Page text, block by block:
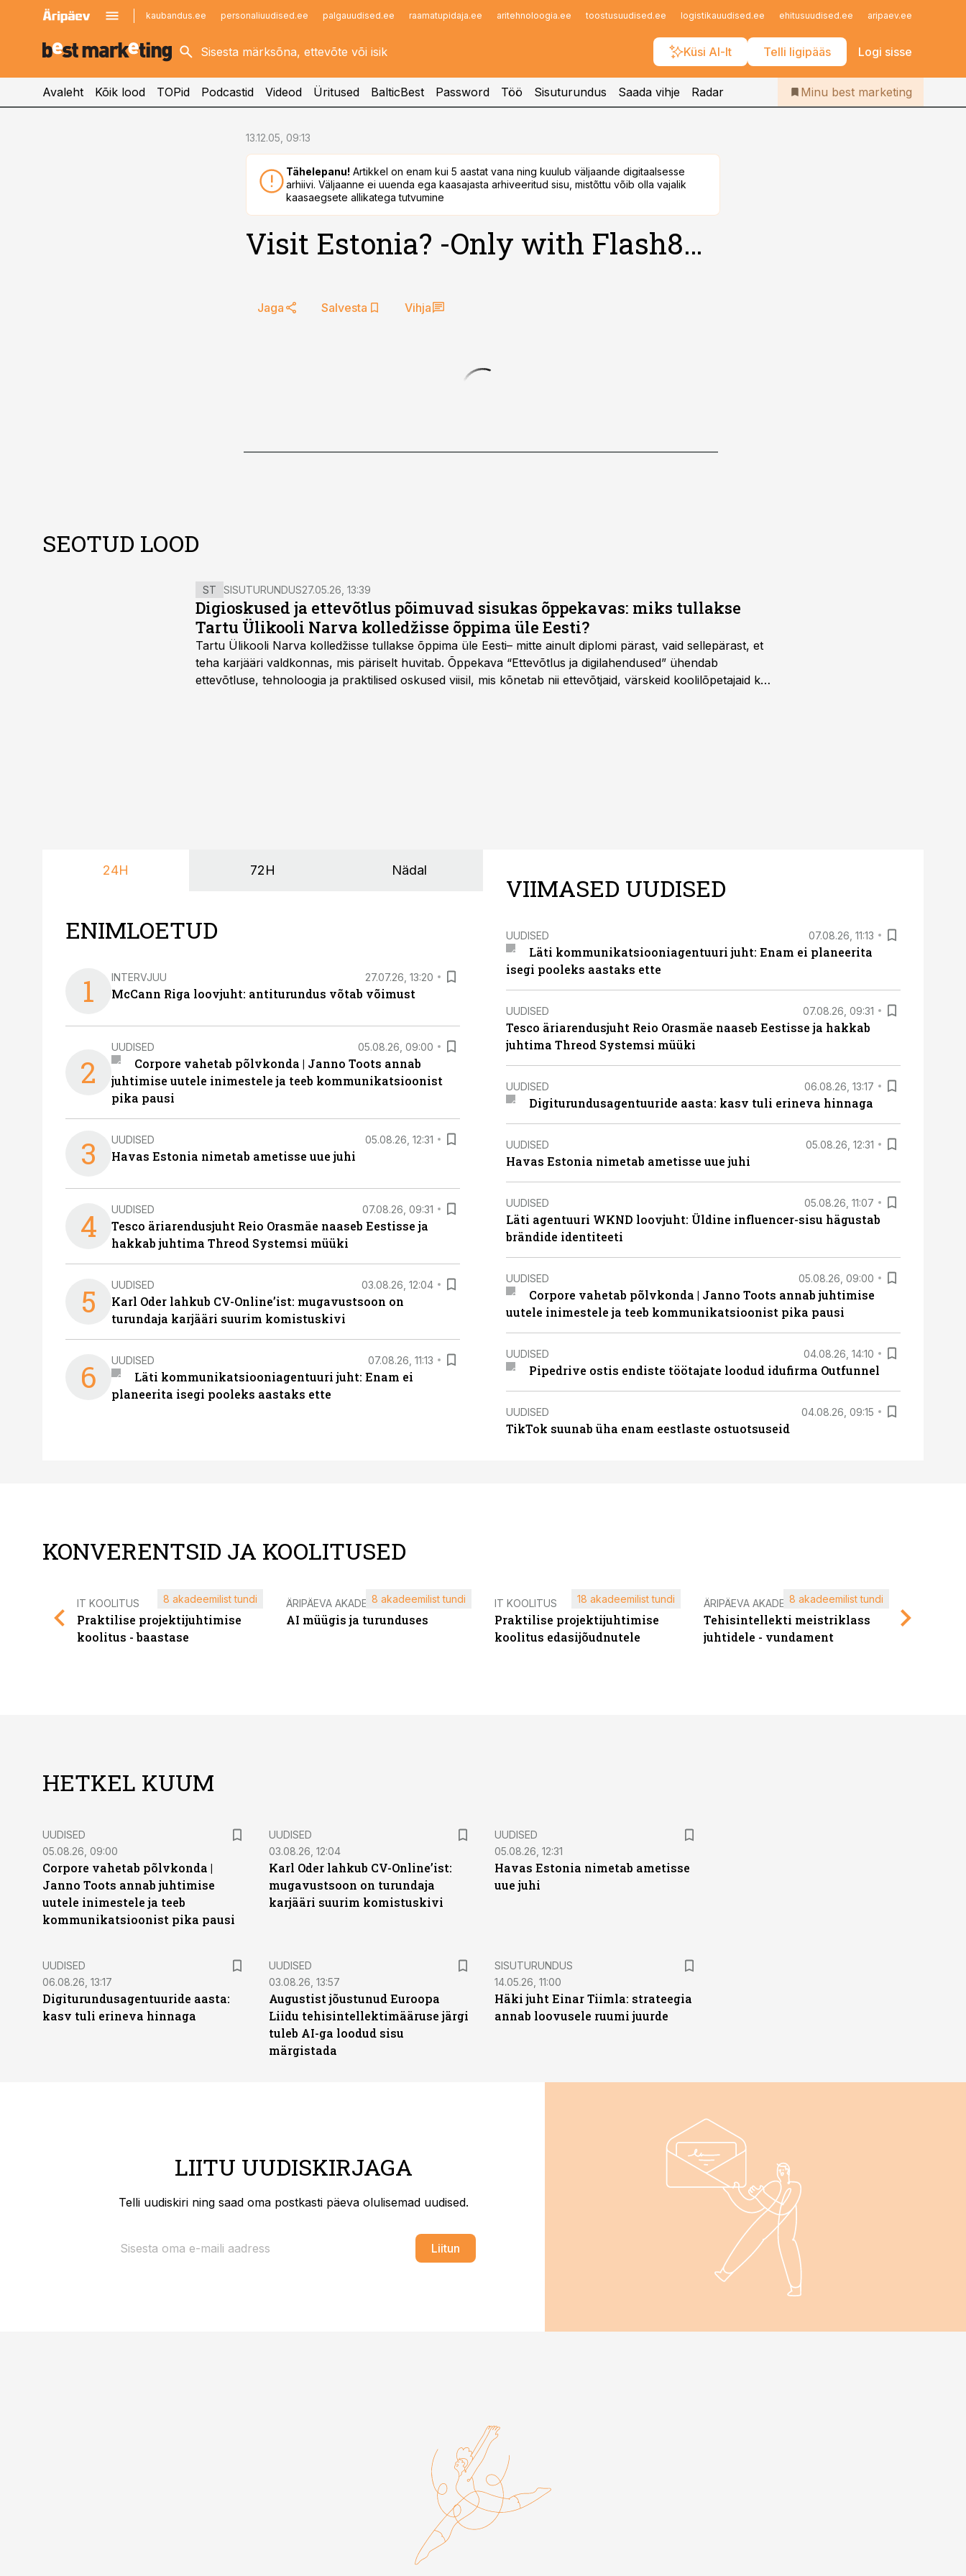
kaubandus.ee personaliuudised.ee palgauudised.ee raamatupidaja.ee aritehnoloogia.ee toostusuudised.ee logistikauudised.ee ehitusuudised.ee aripaev.ee
Küsi AI-lt Telli ligipääs Logi sisse
kinnisvarauudised.ee
logistikauudised.ee
imelineajalugu.ee
Infopank
Iseteenindus
Telli Bestmarketing
Avaleht Kõik lood TOPid Podcastid Videod Üritused BalticBest Password Töö Sisuturundus Saada vihje Radar Minu best marketing
13.12.05, 09:13
Tähelepanu! Artikkel on enam kui 5 aastat vana ning kuulub väljaande digitaalsesse
arhiivi. Väljaanne ei uuenda ega kaasajasta arhiveeritud sisu, mistõttu võib olla vajalik
kaasaegsete allikatega tutvumine
Visit Estonia? -Only with Flash8…
Jaga Salvesta Vihja
SEOTUD LOOD
ST SISUTURUNDUS27.05.26, 13:39
Digioskused ja ettevõtlus põimuvad sisukas õppekavas: miks tullakse
Tartu Ülikooli Narva kolledžisse õppima üle Eesti?
Tartu Ülikooli Narva kolledžisse tullakse õppima üle Eesti– mitte ainult diplomi pärast, vaid sellepärast, et
teha karjääri valdkonnas, mis päriselt huvitab. Õppekava “Ettevõtlus ja digilahendused” ühendab
ettevõtluse, tehnoloogia ja praktilised oskused viisil, mis kõnetab nii ettevõtjaid, värskeid koolilõpetajaid kui
24H 72H Nädal
ENIMLOETUD
1 INTERVJUU 27.07.26, 13:20
McCann Riga loovjuht: antiturundus võtab võimust
2
UUDISED 05.08.26, 09:00
Corpore vahetab põlvkonda | Janno Toots annab
juhtimise uutele inimestele ja teeb kommunikatsioonist
pika pausi
3 UUDISED 05.08.26, 12:31
Havas Estonia nimetab ametisse uue juhi
4 UUDISED 07.08.26, 09:31
Tesco äriarendusjuht Reio Orasmäe naaseb Eestisse ja
hakkab juhtima Threod Systemsi müüki
5 UUDISED 03.08.26, 12:04
Karl Oder lahkub CV-Online’ist: mugavustsoon on
turundaja karjääri suurim komistuskivi
6 UUDISED 07.08.26, 11:13
Läti kommunikatsiooniagentuuri juht: Enam ei
planeerita isegi pooleks aastaks ette
VIIMASED UUDISED
UUDISED 07.08.26, 11:13
Läti kommunikatsiooniagentuuri juht: Enam ei planeerita
isegi pooleks aastaks ette
UUDISED 07.08.26, 09:31
Tesco äriarendusjuht Reio Orasmäe naaseb Eestisse ja hakkab
juhtima Threod Systemsi müüki
UUDISED 06.08.26, 13:17
Digiturundusagentuuride aasta: kasv tuli erineva hinnaga
UUDISED 05.08.26, 12:31
Havas Estonia nimetab ametisse uue juhi
UUDISED 05.08.26, 11:07
Läti agentuuri WKND loovjuht: Üldine influencer-sisu hägustab
brändide identiteeti
UUDISED 05.08.26, 09:00
Corpore vahetab põlvkonda | Janno Toots annab juhtimise
uutele inimestele ja teeb kommunikatsioonist pika pausi
UUDISED 04.08.26, 14:10
Pipedrive ostis endiste töötajate loodud idufirma Outfunnel
UUDISED 04.08.26, 09:15
TikTok suunab üha enam eestlaste ostuotsuseid
KONVERENTSID JA KOOLITUSED
IT KOOLITUS
Praktilise projektijuhtimise
koolitus - baastase
8 akadeemilist tundi ÄRIPÄEVA AKADEEMIA
AI müügis ja turunduses
8 akadeemilist tundi IT KOOLITUS
Praktilise projektijuhtimise
koolitus edasijõudnutele
18 akadeemilist tundi ÄRIPÄEVA AKADEEMIA
Tehisintellekti meistriklass
juhtidele - vundament
8 akadeemilist tundi
HETKEL KUUM
UUDISED
05.08.26, 09:00
Corpore vahetab põlvkonda |
Janno Toots annab juhtimise
uutele inimestele ja teeb
kommunikatsioonist pika pausi
UUDISED
03.08.26, 12:04
Karl Oder lahkub CV-Online’ist:
mugavustsoon on turundaja
karjääri suurim komistuskivi
UUDISED
05.08.26, 12:31
Havas Estonia nimetab ametisse
uue juhi
UUDISED
06.08.26, 13:17
Digiturundusagentuuride aasta:
kasv tuli erineva hinnaga
UUDISED
03.08.26, 13:57
Augustist jõustunud Euroopa
Liidu tehisintellektimääruse järgi
tuleb AI-ga loodud sisu
märgistada
ST
SISUTURUNDUS
14.05.26, 11:00
Häki juht Einar Tiimla: strateegia
annab loovusele ruumi juurde
LIITU UUDISKIRJAGA
Telli uudiskiri ning saad oma postkasti päeva olulisemad uudised.
Liitun